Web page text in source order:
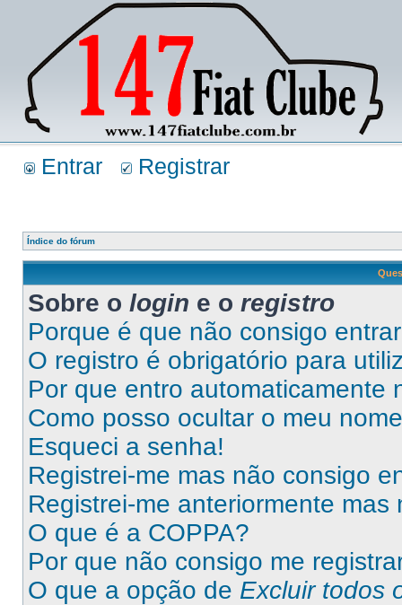
Entrar Registrar
Índice do fórum
Sobre o login e o registro
Porque é que não consigo
O registro é obrigatório para
Por que entro automaticamente
Como posso ocultar o meu
Esqueci a senha!
Registrei-me mas não consigo
Registrei-me anteriormente
O que é a COPPA?
Por que não consigo me
O que a opção de Excluir todos